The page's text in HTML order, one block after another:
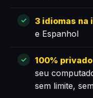
3 idiomas na
e Espanhol
100%
seu
sem limite,